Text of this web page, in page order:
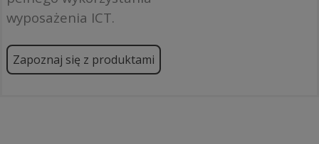
wyposażenia ICT.
Zapoznaj się z produktami